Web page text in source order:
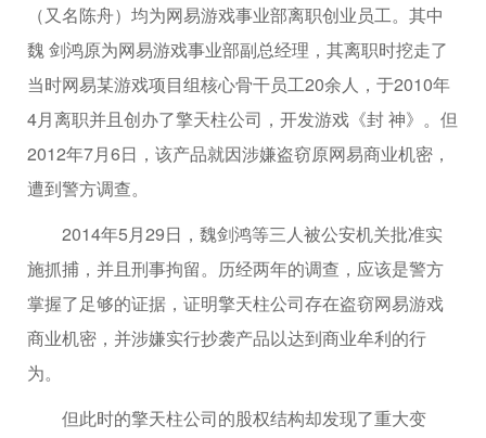
（又名陈舟）均为网易游戏事业部离职创业员工。其中
魏 剑鸿原为网易游戏事业部副总经理，其离职时挖走了
当时网易某游戏项目组核心骨干员工20余人，于2010年
4月离职并且创办了擎天柱公司，开发游戏《封 神》。但
2012年7月6日，该产品就因涉嫌盗窃原网易商业机密，
遭到警方调查。
2014年5月29日，魏剑鸿等三人被公安机关批准实
施抓捕，并且刑事拘留。历经两年的调查，应该是警方
掌握了足够的证据，证明擎天柱公司存在盗窃网易游戏
商业机密，并涉嫌实行抄袭产品以达到商业牟利的行
为。
但此时的擎天柱公司的股权结构却发现了重大变